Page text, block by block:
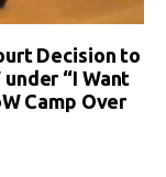
Decision to
under “I Want
Camp Over